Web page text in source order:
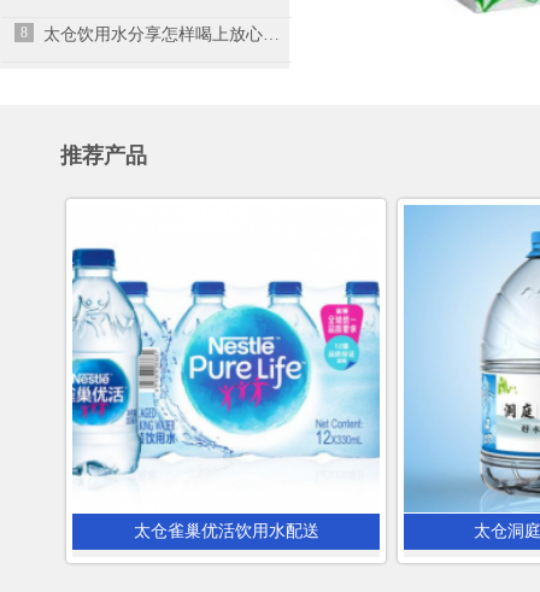
8 太仓饮用水分享怎样喝上放心水、健康水
推荐产品
太仓雀巢优活饮用水配送 太仓洞